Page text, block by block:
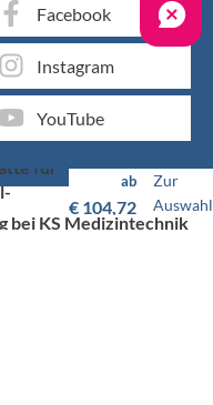
Facebook
Instagram
YouTube
bei KS Medizintechnik
für
ab
€ 104,72
Zur
Auswahl